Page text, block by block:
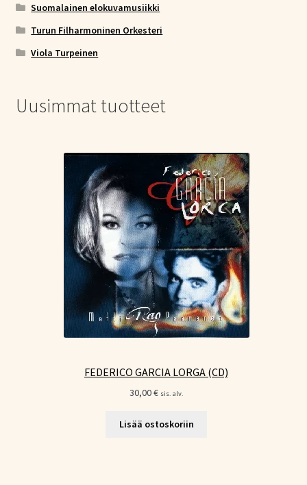
Suomalainen elokuvamusiikki
Turun Filharmoninen Orkesteri
Viola Turpeinen
Uusimmat tuotteet
FEDERICO GARCIA LORGA (CD)
30,00€ sis. alv.
Lisää ostoskoriin